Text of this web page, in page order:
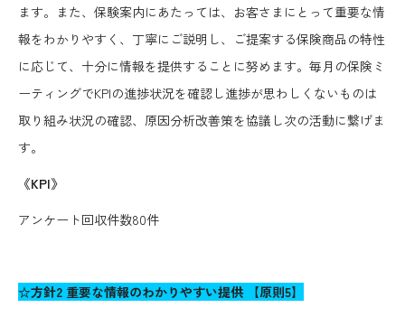
ます。また、保験案内にあたっては、お客さまにとって重要な情
報をわかりやすく、丁寧にご説明し、ご提案する保険商品の特性
に応じて、十分に情報を提供することに努めます。毎月の保険ミ
ーティングでKPIの進捗状況を確認し進捗が思わしくないものは
取り組み状況の確認、原因分析改善策を協議し次の活動に繋げま
す。
《KPI》
アンケート回収件数80件
☆方針2 重要な情報のわかりやすい提供 【原則5】